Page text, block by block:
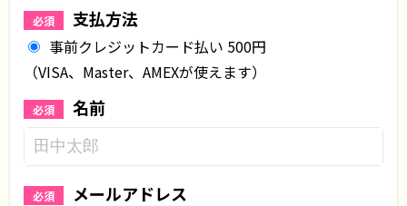
必須 支払方法
事前クレジットカード払い 500円
（VISA、Master、AMEXが使えます）
必須 名前
必須 メールアドレス